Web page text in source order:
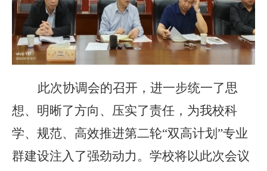
此次协调会的召开，进一步统一了思
想、明晰了方向、压实了责任，为我校科
学、规范、高效推进第二轮“双高计划”专业
群建设注入了强劲动力。学校将以此次会议